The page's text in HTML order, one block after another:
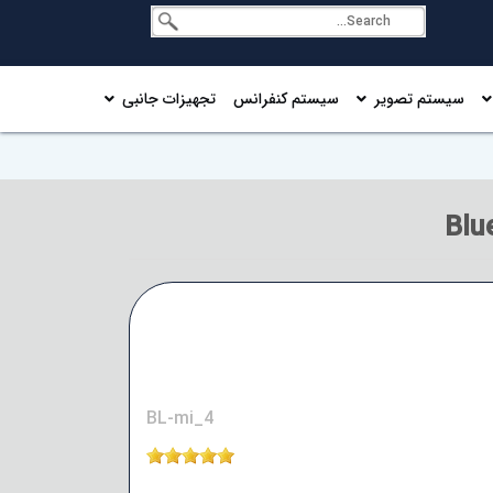
سیستم تصویر سیستم کنفرانس تجهیزات جانبی
BL-mi_4